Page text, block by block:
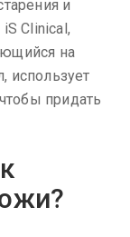
и
Clinical,
на
использует
придать